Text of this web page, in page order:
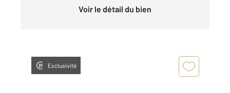
Voir le détail du bien
Exclusivité